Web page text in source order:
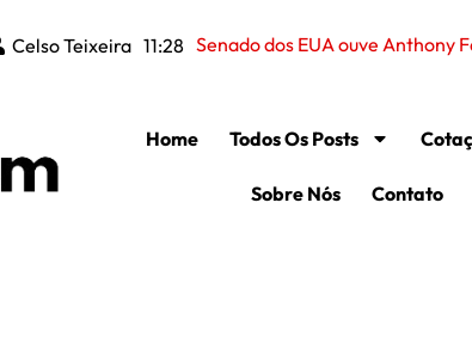
Celso Teixeira 11:28 Senado dos EUA ouve Anthony
Home Todos Os Posts
Sobre Nós Contato